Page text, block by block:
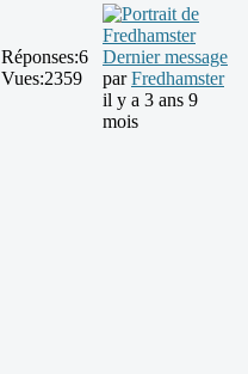
Réponses:6
Vues:2359
Dernier message
parFredhamster
il y a 3 ans 9
mois